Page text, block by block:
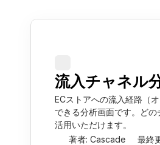
流入チャネル
ECストアへの流入経路（
できる分析画面です。ど
活用いただけます。
著者: Cascade
最終